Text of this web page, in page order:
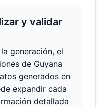
y validar
generación, el
de Guyana
generados en
expandir cada
detallada